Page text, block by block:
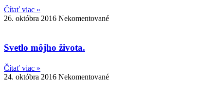
Čítať viac »
26. októbra 2016 Nekomentované
Svetlo môjho života.
Čítať viac »
24. októbra 2016 Nekomentované